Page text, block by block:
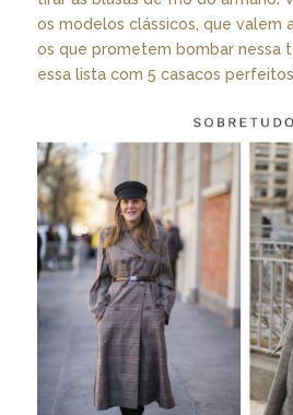
os modelos clássicos, que valem
os que prometem bombar nessa
essa lista com 5 casacos